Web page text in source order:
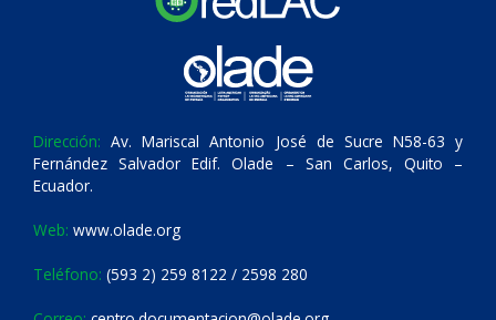
Dirección: Av. Mariscal Antonio José de Sucre N58-63 y
Fernández Salvador Edif. Olade – San Carlos, Quito –
Ecuador.
Web: www.olade.org
Teléfono: (593 2) 259 8122 / 2598 280